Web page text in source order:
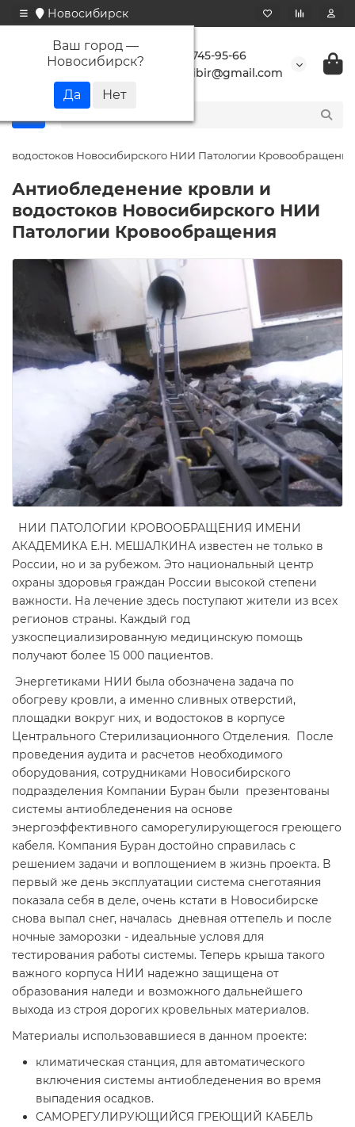
Новосибирск
Ваш город —
Новосибирск?
+7 923 745-95-66
buransibir@gmail.com
водостоков Новосибирского НИИ Патологии Кровообращения
Антиобледенение кровли и
водостоков Новосибирского НИИ
Патологии Кровообращения
НИИ ПАТОЛОГИИ КРОВООБРАЩЕНИЯ ИМЕНИ
АКАДЕМИКА Е.Н. МЕШАЛКИНА известен не только в
России, но и за рубежом. Это национальный центр
охраны здоровья граждан России высокой степени
важности. На лечение здесь поступают жители из всех
регионов страны. Каждый год
узкоспециализированную медицинскую помощь
получают более 15 000 пациентов.
Энергетиками НИИ была обозначена задача по
обогреву кровли, а именно сливных отверстий,
площадки вокруг них, и водостоков в корпусе
Центрального Стерилизационного Отделения. После
проведения аудита и расчетов необходимого
оборудования, сотрудниками Новосибирского
подразделения Компании Буран были презентованы
системы антиобледенения на основе
энергоэффективного саморегулирующегося греющего
кабеля. Компания Буран достойно справилась с
решением задачи и воплощением в жизнь проекта. В
первый же день эксплуатации система снеготаяния
показала себя в деле, очень кстати в Новосибирске
снова выпал снег, началась дневная оттепель и после
ночные заморозки - идеальные условя для
тестирования работы системы. Теперь крыша такого
важного корпуса НИИ надежно защищена от
образования наледи и возможного дальнейшего
выхода из строя дорогих кровельных материалов.
Материалы использовавшиеся в данном проекте:
климатическая станция, для автоматического
включения системы антиобледенения во время
выпадения осадков.
САМОРЕГУЛИРУЮЩИЙСЯ ГРЕЮЩИЙ КАБЕЛЬ